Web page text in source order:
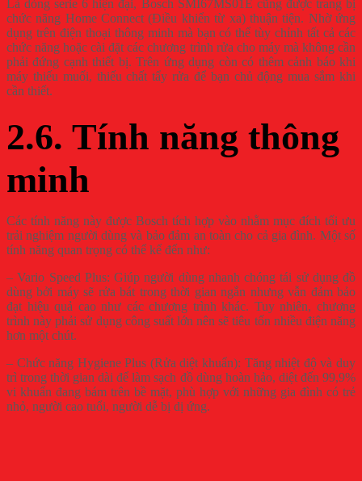
Là dòng serie 6 hiện đại, Bosch SMI67MS01E cũng được trang bị
chức năng Home Connect (Điều khiển từ xa) thuận tiện. Nhờ ứng
dụng trên điện thoại thông minh mà bạn có thể tùy chỉnh tất cả các
chức năng hoặc cài đặt các chương trình rửa cho máy mà không cần
phải đứng cạnh thiết bị. Trên ứng dụng còn có thêm cảnh báo khi
máy thiếu muối, thiếu chất tẩy rửa để bạn chủ động mua sắm khi
cần thiết.
2.6. Tính năng thông
minh
Các tính năng này được Bosch tích hợp vào nhằm mục đích tối ưu
trải nghiệm người dùng và bảo đảm an toàn cho cả gia đình. Một số
tính năng quan trọng có thể kể đến như:
– Vario Speed Plus: Giúp người dùng nhanh chóng tái sử dụng đồ
dùng bởi máy sẽ rửa bát trong thời gian ngắn nhưng vẫn đảm bảo
đạt hiệu quả cao như các chương trình khác. Tuy nhiên, chương
trình này phải sử dụng công suất lớn nên sẽ tiêu tốn nhiều điện năng
hơn một chút.
– Chức năng Hygiene Plus (Rửa diệt khuẩn): Tăng nhiệt độ và duy
trì trong thời gian dài để làm sạch đồ dùng hoàn hảo, diệt đến 99,9%
vi khuẩn đang bám trên bề mặt, phù hợp với những gia đình có trẻ
nhỏ, người cao tuổi, người dễ bị dị ứng.